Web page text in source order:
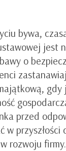
bywa,
jest
o
gdy
przed
w przyszłości
rozwoju firmy.